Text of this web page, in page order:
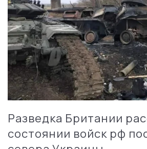
Разведка Британии
состоянии войск рф